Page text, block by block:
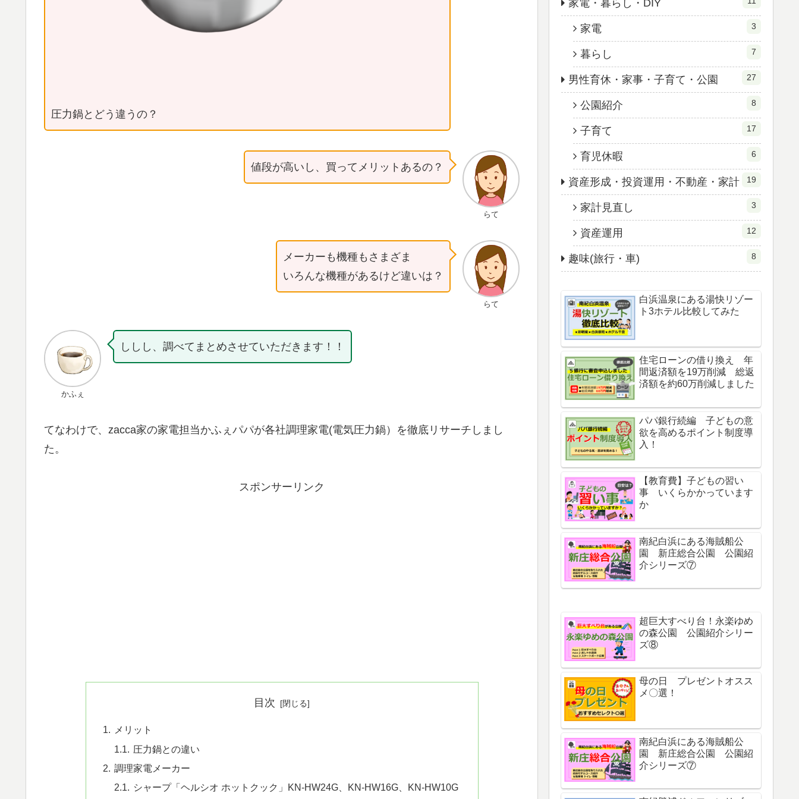
圧力鍋とどう違うの？
らて
値段が高いし、買ってメリットあるの？
らて
メーカーも機種もさまざま
いろんな機種があるけど違いは？
かふぇ
ししし、調べてまとめさせていただきます！！
てなわけで、zacca家の家電担当かふぇパパが各社調理家電(電気圧力鍋）を徹底リサーチしまし
た。
スポンサーリンク
目次
メリット
圧力鍋との違い
調理家電メーカー
シャープ「ヘルシオ ホットクック」KN-HW24G、KN-HW16G、KN-HW10G
家電・暮らし・DIY
家電 3
暮らし 7
男性育休・家事・子育て・公園 27
公園紹介 8
子育て 17
育児休暇 6
資産形成・投資運用・不動産・家計 19
家計見直し 3
資産運用 12
趣味(旅行・車) 8
白浜温泉にある湯快リゾー
ト3ホテル比較してみた
住宅ローンの借り換え 年
間返済額を19万削減 総返
済額を約60万削減しました
パパ銀行続編 子どもの意
欲を高めるポイント制度導
入！
【教育費】子どもの習い
事 いくらかかっています
か
南紀白浜にある海賊船公
園 新庄総合公園 公園紹
介シリーズ⑦
超巨大すべり台！永楽ゆめ
の森公園 公園紹介シリー
ズ⑧
母の日 プレゼントオスス
メ〇選！
南紀白浜にある海賊船公
園 新庄総合公園 公園紹
介シリーズ⑦